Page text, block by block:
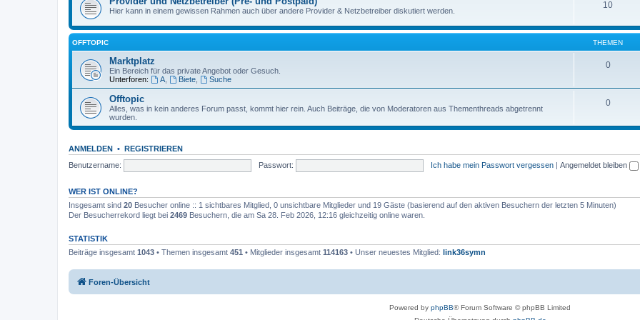
Hier kann in einem gewissen Rahmen auch über andere Provider & Netzbetreiber diskutiert werden.
10
OFFTOPIC THEMEN
Marktplatz
Ein Bereich für das private Angebot oder Gesuch.
Unterforen:
A, Biete, Suche
0
Offtopic
Alles, was in kein anderes Forum passt, kommt hier rein. Auch Beiträge, die von Moderatoren aus Thementhreads abgetrennt
wurden.
0
ANMELDEN • REGISTRIEREN
Benutzername:
Passwort: Ich habe mein Passwort vergessen | Angemeldet bleiben
WER IST ONLINE?
Insgesamt sind 20 Besucher online :: 1 sichtbares Mitglied, 0 unsichtbare Mitglieder und 19 Gäste (basierend auf den aktiven Besuchern der letzten 5 Minuten)
Der Besucherrekord liegt bei 2469 Besuchern, die am Sa 28. Feb 2026, 12:16 gleichzeitig online waren.
STATISTIK
Beiträge insgesamt 1043 • Themen insgesamt 451 • Mitglieder insgesamt 114163 • Unser neuestes Mitglied: link36symn
Foren-Übersicht
Powered by phpBB® Forum Software © phpBB Limited